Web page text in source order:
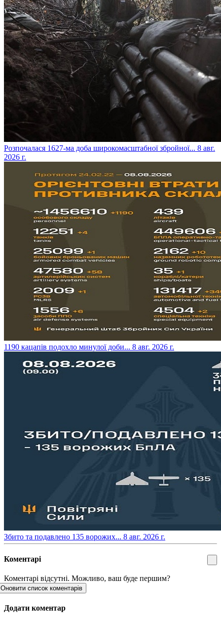
​Розпочалася 1627-ма доба широкомасштабної збройної... 8 авг.
2026 г.
​1190 кацапів подохло минулої доби... 8 авг. 2026 г.
​Збито та подавлено 135 ворожих... 8 авг. 2026 г.
Коментарі
Коментарі відсутні. Можливо, ваш буде першим?
Оновити список коментарів
Додати коментар